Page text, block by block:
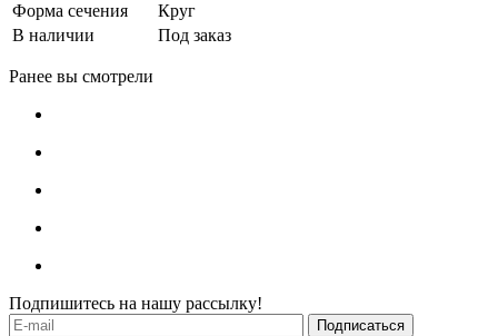
Форма сечения
Круг
В наличии
Под заказ
Ранее вы смотрели
Подпишитесь на нашу рассылку!